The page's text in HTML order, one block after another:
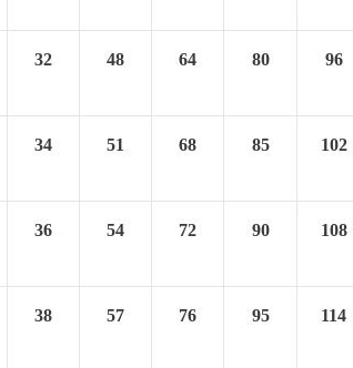
32 48 64 80 96
34 51 68 85 102
36 54 72 90 108
38 57 76 95 114